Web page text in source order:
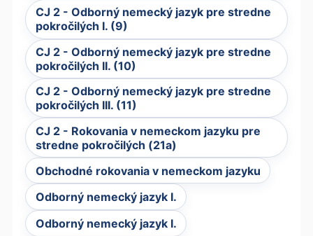
CJ 2 - Odborný nemecký jazyk pre stredne
pokročilých I. (9)
CJ 2 - Odborný nemecký jazyk pre stredne
pokročilých II. (10)
CJ 2 - Odborný nemecký jazyk pre stredne
pokročilých III. (11)
CJ 2 - Rokovania v nemeckom jazyku pre
stredne pokročilých (21a)
Obchodné rokovania v nemeckom jazyku
Odborný nemecký jazyk I.
Odborný nemecký jazyk I.